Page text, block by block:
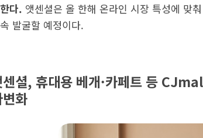
다. 앳센셜은 올 한해 온라인 시장 특성에 맞
발굴할 예정이다.
센셜, 휴대용 베개·카페트 등
화